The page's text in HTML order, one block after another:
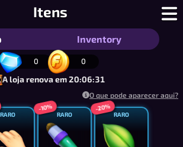
Itens
online grátis para 2 a 4
Inventory
0 0
A loja renova em 20:06:30
O que pode aparecer aqui?
RARO RARO
-10%
RARO
-20%